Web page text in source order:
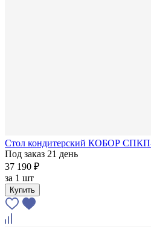
Стол кондитерский КОБОР
Под заказ 21 день
37 190 ₽
за 1 шт
Купить